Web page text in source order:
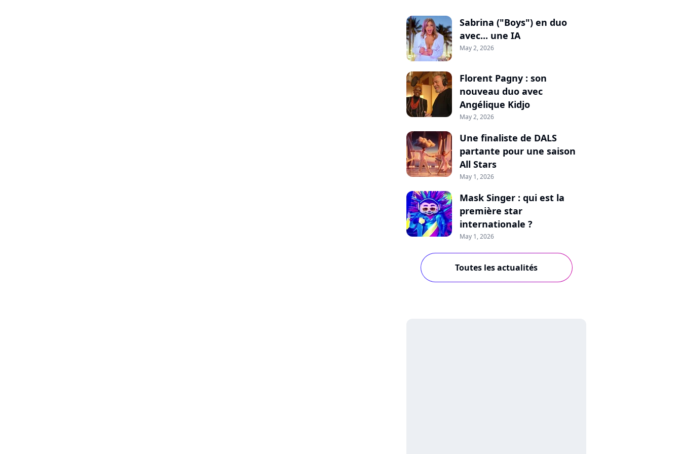
Sabrina ("Boys") en duo
avec... une IA
May 2, 2026
Florent Pagny : son
nouveau duo avec
Angélique Kidjo
May 2, 2026
Une finaliste de DALS
partante pour une saison
All Stars
May 1, 2026
Mask Singer : qui est la
première star
internationale ?
May 1, 2026
Toutes les actualités